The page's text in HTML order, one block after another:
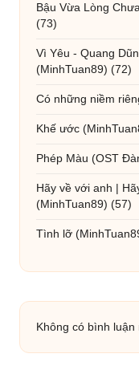
Bậu Vừa Lòng
(73)
Vì Yêu - Quang
(MinhTuan89) (72)
Có những niềm
Khế ước
Phép Màu (OST
Hãy về với anh |
(MinhTuan89) (57)
Tình lỡ
Không có bình luận